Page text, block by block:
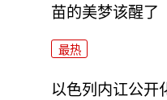
苗的美梦该醒了
最热
以色列内讧公开